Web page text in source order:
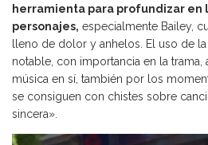
herramienta para profundizar en
personajes, especialmente Bailey,
lleno de dolor y anhelos. El uso de
notable, con importancia en la
música en sí, también por los
se consiguen con chistes sobre
sincera».